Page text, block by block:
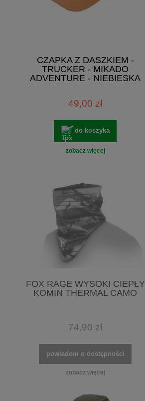
CZAPKA Z DASZKIEM -
TRUCKER - MIKADO
ADVENTURE - NIEBIESKA
49,00 zł
do koszyka
zobacz więcej
FOX RAGE WYSOKI CIEPŁY
KOMIN THERMAL CAMO
74,90 zł
powiadom o dostępności
zobacz więcej